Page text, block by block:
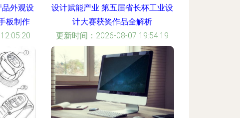
品外观设
板制作
设计赋能产业 第五届省长杯工业设
计大赛获奖作品全解析
更新时间：2026-08-07 19:54:19